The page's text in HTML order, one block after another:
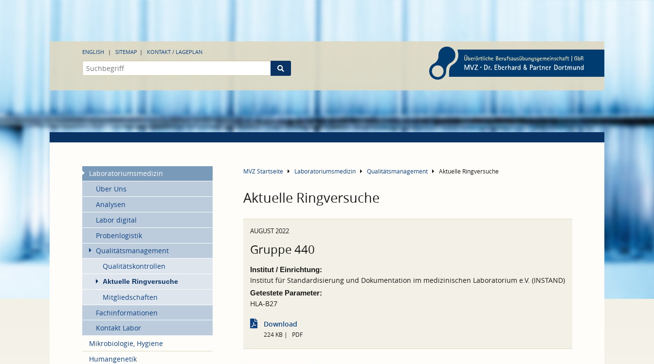
ENGLISH SITEMAP KONTAKT / LAGEPLAN
Laboratoriumsmedizin
Über Uns
Analysen
Labor digital
Probenlogistik
Qualitätsmanagement
Qualitätskontrollen
Aktuelle Ringversuche
Mitgliedschaften
Fachinformationen
Kontakt Labor
Mikrobiologie, Hygiene
Humangenetik
MVZ Startseite Laboratoriumsmedizin Qualitätsmanagement Aktuelle Ringversuche
Aktuelle Ringversuche
AUGUST 2022
Gruppe 440
Institut / Einrichtung:
Institut für Standardisierung und Dokumentation im medizinischen Laboratorium e.V. (INSTAND)
Getestete Parameter:
HLA-B27
Download
224 KB PDF